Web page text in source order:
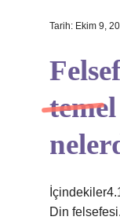
Tarih: Ekim 9,
Din